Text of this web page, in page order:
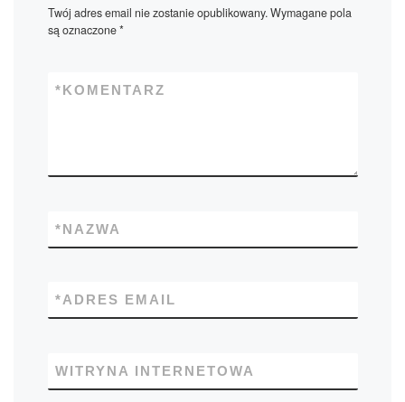
Twój adres email nie zostanie opublikowany.Wymagane pola
są oznaczone*
KOMENTARZ
*
NAZWA
*
ADRES EMAIL
*
WITRYNA INTERNETOWA